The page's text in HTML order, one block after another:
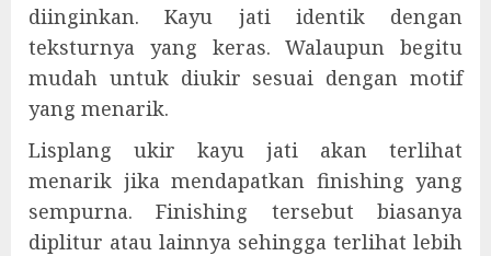
diinginkan. Kayu jati identik dengan
teksturnya yang keras. Walaupun begitu
mudah untuk diukir sesuai dengan motif
yang menarik.
Lisplang ukir kayu jati akan terlihat
menarik jika mendapatkan finishing yang
sempurna. Finishing tersebut biasanya
diplitur atau lainnya sehingga terlihat lebih